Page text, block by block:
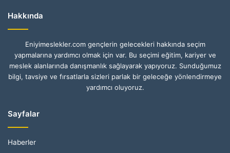
Hakkında
Eniyimeslekler.com gençlerin gelecekleri hakkında seçim
yapmalarına yardımcı olmak için var. Bu seçimi eğitim, kariyer ve
meslek alanlarında danışmanlık sağlayarak yapıyoruz. Sunduğumuz
bilgi, tavsiye ve fırsatlarla sizleri parlak bir geleceğe yönlendirmeye
yardımcı oluyoruz.
Sayfalar
Haberler